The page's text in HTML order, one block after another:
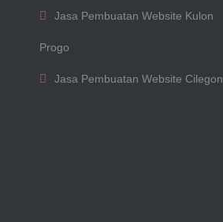
Jasa Pembuatan Website Kulon
Progo
Jasa Pembuatan Website Cilegon